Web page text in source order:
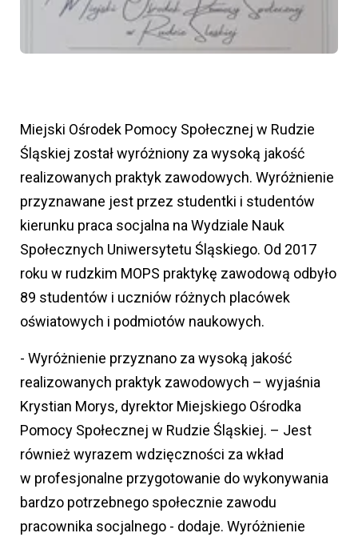
Miejski Ośrodek Pomocy Społecznej w Rudzie
Śląskiej został wyróżniony za wysoką jakość
realizowanych praktyk zawodowych. Wyróżnienie
przyznawane jest przez studentki i studentów
kierunku praca socjalna na Wydziale Nauk
Społecznych Uniwersytetu Śląskiego. Od 2017
roku w rudzkim MOPS praktykę zawodową odbyło
89 studentów i uczniów różnych placówek
oświatowych i podmiotów naukowych.
- Wyróżnienie przyznano za wysoką jakość
realizowanych praktyk zawodowych – wyjaśnia
Krystian Morys, dyrektor Miejskiego Ośrodka
Pomocy Społecznej w Rudzie Śląskiej. – Jest
również wyrazem wdzięczności za wkład
w profesjonalne przygotowanie do wykonywania
bardzo potrzebnego społecznie zawodu
pracownika socjalnego - dodaje. Wyróżnienie